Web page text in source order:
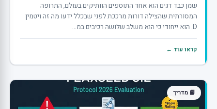
שמן כבד דגים הוא אחד התוספים הוותיקים בעולם, התרופה
המסורתית שהצילה דורות מרככת לפני שבכלל ידעו מה זה ויטמין
D. הוא ייחודי כי הוא משלב שלושה רכיבים במ...
קראו עוד ←
📘 מדריך